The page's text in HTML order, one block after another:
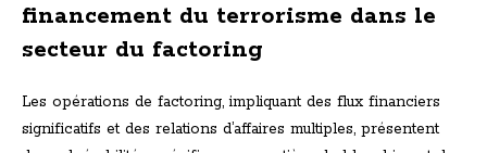
financement du terrorisme dans le
secteur du factoring
Les opérations de factoring, impliquant des flux financiers
significatifs et des relations d’affaires multiples, présentent